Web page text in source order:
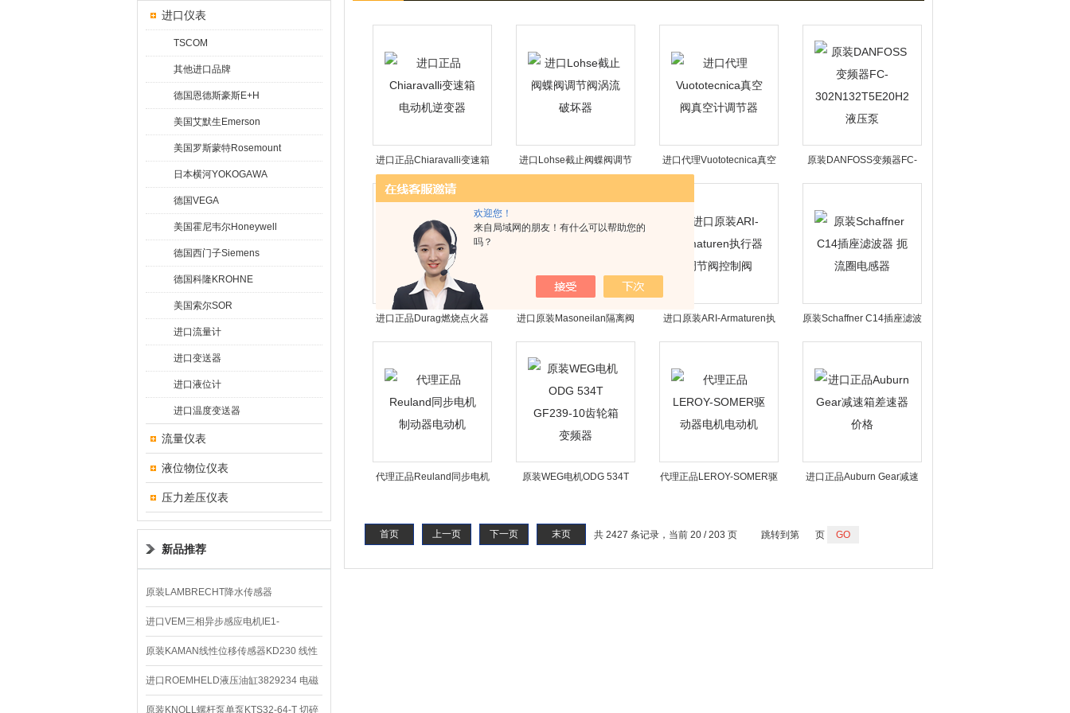
欢迎您！
来自局域网的朋友！有什么可以帮助您的
吗？
进口仪表
TSCOM
其他进口品牌
德国恩德斯豪斯E+H
美国艾默生Emerson
美国罗斯蒙特Rosemount
日本横河YOKOGAWA
德国VEGA
美国霍尼韦尔Honeywell
德国西门子Siemens
德国科隆KROHNE
美国索尔SOR
进口流量计
进口变送器
进口液位计
进口温度变送器
流量仪表
液位物位仪表
压力差压仪表
新品推荐
原装LAMBRECHT降水传感器
00.14575.20气象仪
进口VEM三相异步感应电机IE1-
K21R80G4马达
原装KAMAN线性位移传感器KD230 线性
编码器
进口ROEMHELD液压油缸3829234 电磁
阀定位器
原装KNOLL螺杆泵单泵KTS32-64-T 切碎
进口正品Chiaravalli变速箱
电动机逆变器
进口Lohse截止阀蝶阀调节
‌进口代理Vuototecnica真空
阀真空计调节器
原装DANFOSS变频器FC-
302N132T5E20H2液压泵
进口正品Durag燃烧点火器
粉尘监测器计数器
进口原装Masoneilan隔离阀
调节阀定位器
进口原装ARI-Armaturen执
行器调节阀控制阀
原装Schaffner C14插座滤波
器 扼流圈电感器
代理正品Reuland同步电机
原装WEG电机ODG 534T
代理正品LEROY-SOMER驱
进口正品Auburn Gear减速
共 2427 条记录，当前 20 / 203 页
首页 上一页 下一页 末页 跳转到第 页